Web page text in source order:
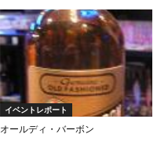
イベントレポート
オールディ・バーボン